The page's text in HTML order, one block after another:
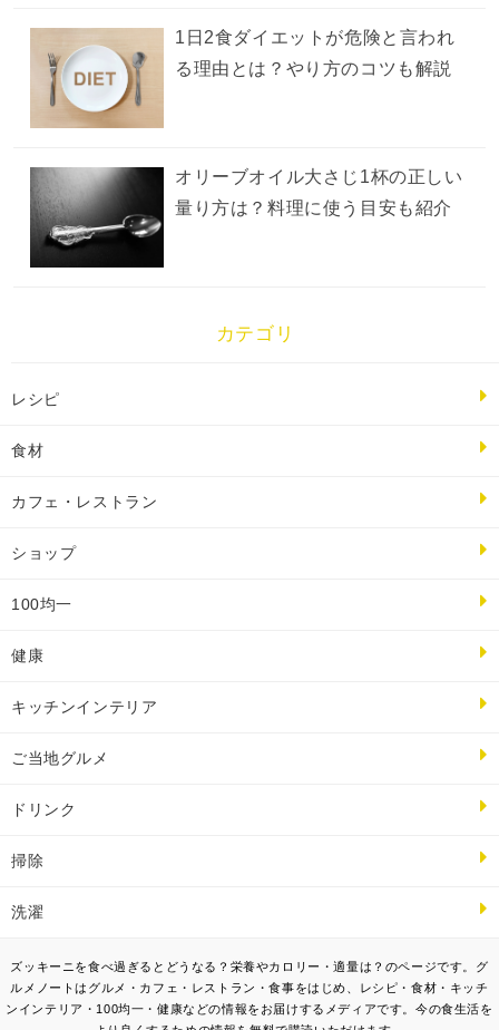
1日2食ダイエットが危険と言われ
る理由とは？やり方のコツも解説
オリーブオイル大さじ1杯の正しい
量り方は？料理に使う目安も紹介
カテゴリ
レシピ
食材
カフェ・レストラン
ショップ
100均一
健康
キッチンインテリア
ご当地グルメ
ドリンク
掃除
洗濯
ズッキーニを食べ過ぎるとどうなる？栄養やカロリー・適量は？のページです。グ
ルメノートはグルメ・カフェ・レストラン・食事をはじめ、レシピ・食材・キッチ
ンインテリア・100均一・健康などの情報をお届けするメディアです。今の食生活を